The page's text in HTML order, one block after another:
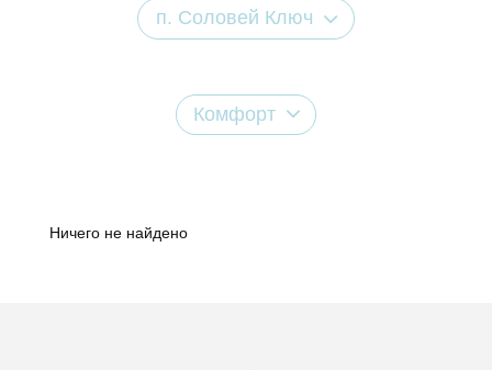
п. Соловей Ключ
Комфорт
Ничего не найдено